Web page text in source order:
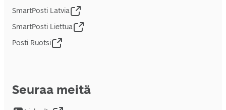
SmartPosti Latvia
SmartPosti Liettua
Posti Ruotsi
Seuraa meitä